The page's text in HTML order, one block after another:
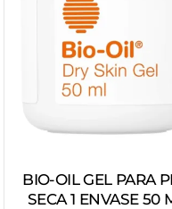
BIO-OIL GEL PARA
SECA 1 ENVASE 50